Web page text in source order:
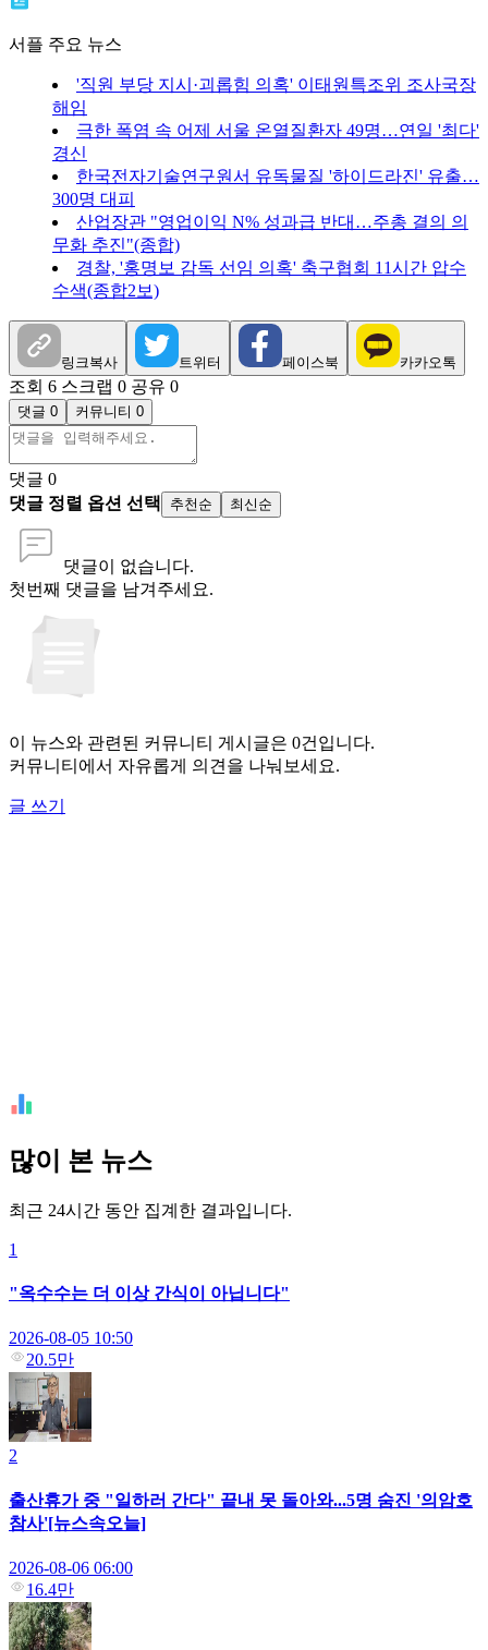
서플 주요 뉴스
'직원 부당 지시·괴롭힘 의혹' 이태원특조위 조사국장
해임
극한 폭염 속 어제 서울 온열질환자 49명…연일 '최다'
경신
한국전자기술연구원서 유독물질 '하이드라진' 유출…
300명 대피
산업장관 "영업이익 N% 성과급 반대…주총 결의 의
무화 추진"(종합)
경찰, '홍명보 감독 선임 의혹' 축구협회 11시간 압수
수색(종합2보)
링크복사 트위터 페이스북 카카오톡
조회 6 스크랩 0 공유 0
댓글 0 커뮤니티 0
댓글 0
댓글 정렬 옵션 선택
추천순 최신순
댓글이 없습니다.
첫번째 댓글을 남겨주세요.
이 뉴스와 관련된 커뮤니티 게시글은 0건입니다.
커뮤니티에서 자유롭게 의견을 나눠보세요.
글 쓰기
많이 본 뉴스
최근 24시간 동안 집계한 결과입니다.
1
"옥수수는 더 이상 간식이 아닙니다"
2026-08-05 10:50
20.5만
2
출산휴가 중 "일하러 간다" 끝내 못 돌아와...5명 숨진 '의암호
참사'[뉴스속오늘]
2026-08-06 06:00
16.4만